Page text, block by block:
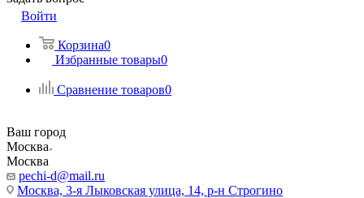
Войти
Корзина0
Избранные товары0
Сравнение товаров0
Ваш город
Москва
Москва
pechi-d@mail.ru
Москва, 3-я Лыковская улица, 14, р-н Строгино